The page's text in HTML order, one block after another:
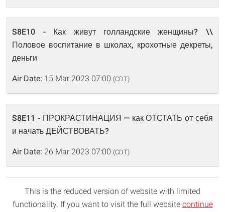
S8E10 - Как живут голландские женщины? \\
Половое воспитание в школах, крохотные декреты,
деньги
Air Date: 15 Mar 2023 07:00 (CDT)
S8E11 - ПРОКРАСТИНАЦИЯ — как ОТСТАТЬ от себя
и начать ДЕЙСТВОВАТЬ?
Air Date: 26 Mar 2023 07:00 (CDT)
This is the reduced version of website with limited
functionality. If you want to visit the full website continue